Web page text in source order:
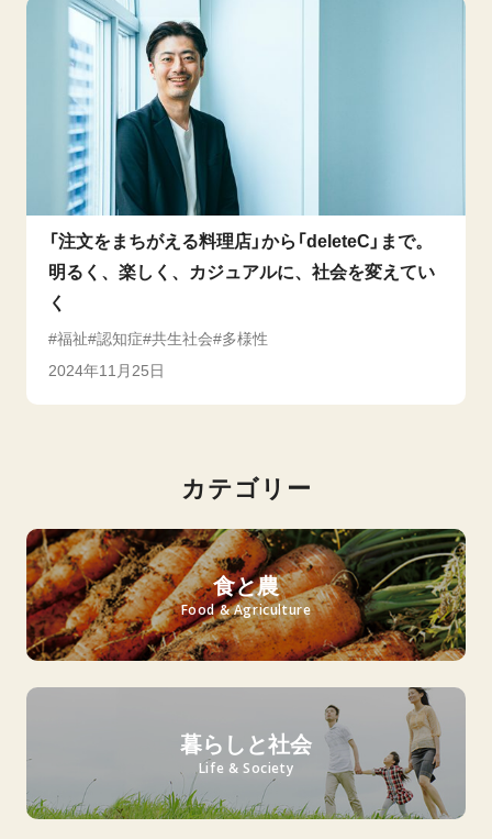
「注文をまちがえる料理店」から「deleteC」まで。
明るく、楽しく、カジュアルに、社会を変えてい
く
福祉 認知症 共生社会
多様性
2024年11月25日
カテゴリー
食と農
Food & Agriculture
暮らしと社会
Life & Society